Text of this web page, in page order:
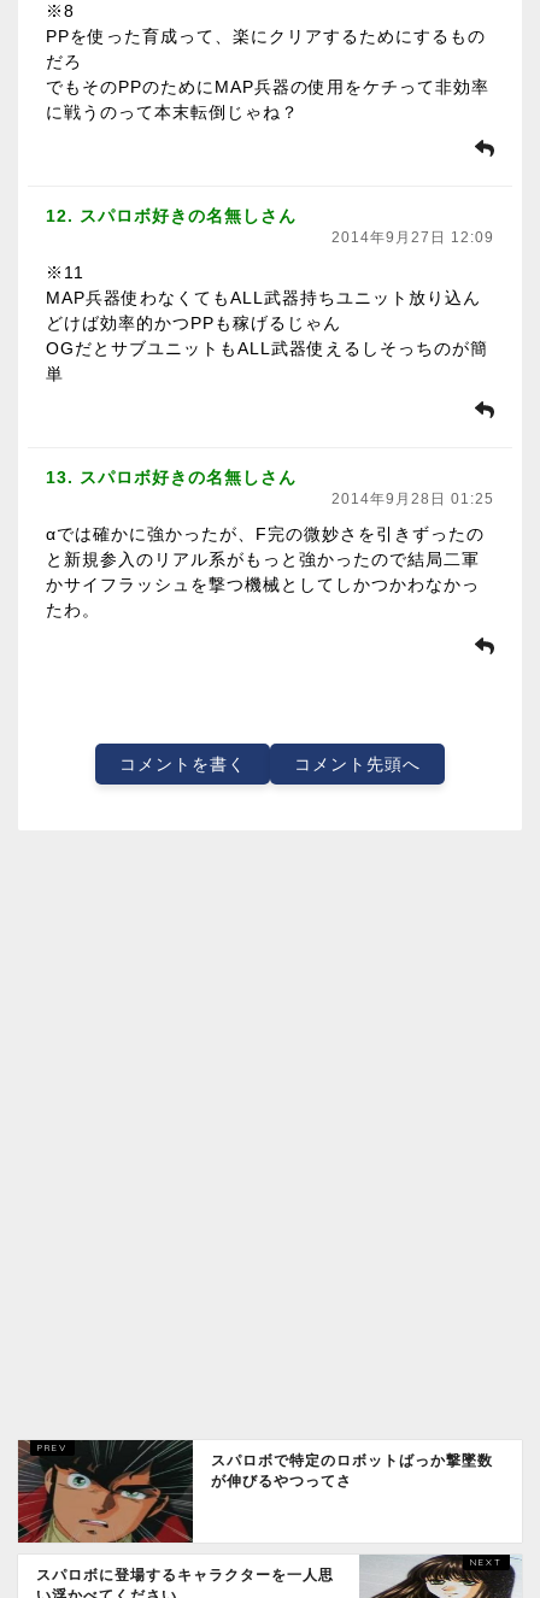
※8
PPを使った育成って、楽にクリアするためにするもの
だろ
でもそのPPのためにMAP兵器の使用をケチって非効率
に戦うのって本末転倒じゃね？
12. スパロボ好きの名無しさん
2014年9月27日 12:09
※11
MAP兵器使わなくてもALL武器持ちユニット放り込ん
どけば効率的かつPPも稼げるじゃん
OGだとサブユニットもALL武器使えるしそっちのが簡
単
13. スパロボ好きの名無しさん
2014年9月28日 01:25
αでは確かに強かったが、F完の微妙さを引きずったの
と新規参入のリアル系がもっと強かったので結局二軍
かサイフラッシュを撃つ機械としてしかつかわなかっ
たわ。
コメントを書く コメント先頭へ
スパロボで特定のロボットばっか撃墜数
が伸びるやつってさ
スパロボに登場するキャラクターを一人思